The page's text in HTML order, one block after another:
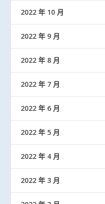
2022 年 10 月
2022 年 9 月
2022 年 8 月
2022 年 7 月
2022 年 6 月
2022 年 5 月
2022 年 4 月
2022 年 3 月